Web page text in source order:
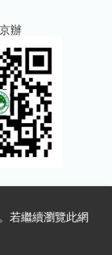
辦
若繼續瀏覽此網